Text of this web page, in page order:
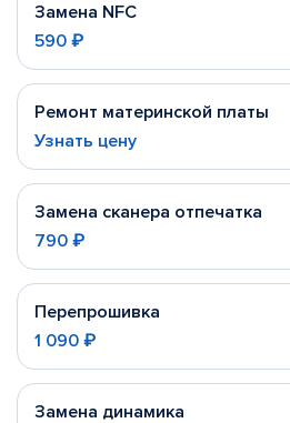
Замена NFC
590 ₽
Ремонт материнской платы
Узнать цену
Замена сканера отпечатка
790 ₽
Перепрошивка
1 090 ₽
Замена динамика